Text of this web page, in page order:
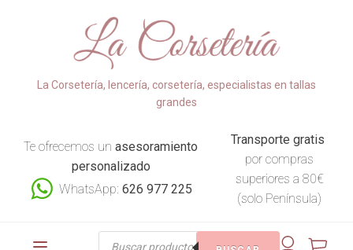
La Corsetería, lencería, corsetería, especialistas en tallas
grandes
Te ofrecemos unasesoramiento
personalizado
WhatsApp:626 977 225
Transporte gratis
por compras
superiores a 80€
(solo Península)
Búsqueda